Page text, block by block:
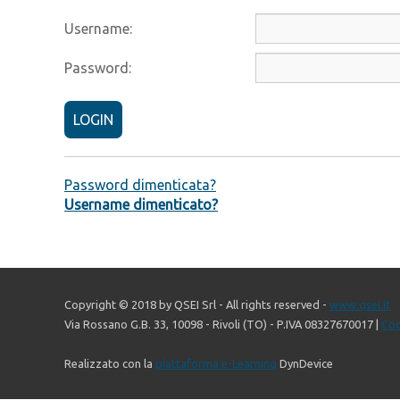
Username:
Password:
LOGIN
Password dimenticata?
Username dimenticato?
Copyright © 2018 by QSEI Srl - All rights reserved - www.qsei.it
Via Rossano G.B. 33, 10098 - Rivoli (TO) - P.IVA 08327670017 |
Realizzato con la piattaforma e-Learning DynDevice